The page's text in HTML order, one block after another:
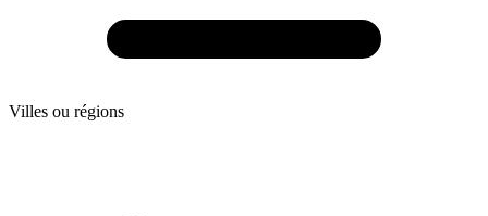
Villes ou régions